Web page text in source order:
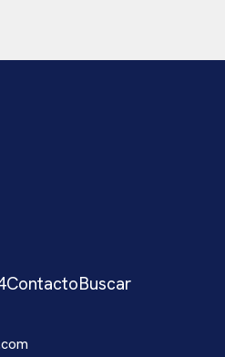
ContactoBuscar